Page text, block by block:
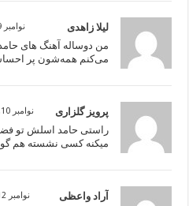
لیلا زاهدی نوامبر 9, 2025 at 5:17 ب.ظ
من دوساله آهنگ های
می‌کنم همه‌شون پر
پرویز گلزاری نوامبر 10, 2025 at 12:50 ق.ظ
راستی حامد اسلش تو
میکنه کسی نشسته هم
آراد واعظی نوامبر 12, 2025 at 6:48 ب.ظ